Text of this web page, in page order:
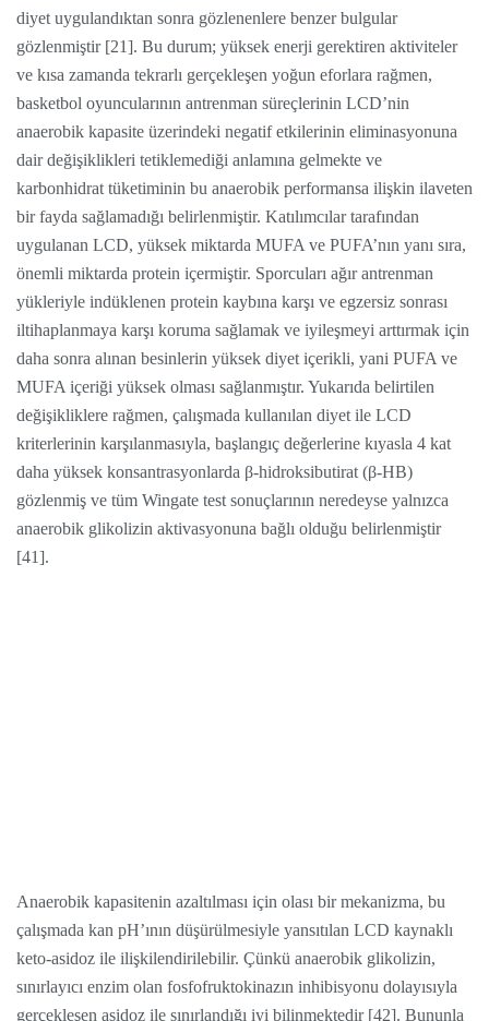
diyet uygulandıktan sonra gözlenenlere benzer bulgular
gözlenmiştir [21]. Bu durum; yüksek enerji gerektiren aktiviteler
ve kısa zamanda tekrarlı gerçekleşen yoğun eforlara rağmen,
basketbol oyuncularının antrenman süreçlerinin LCD’nin
anaerobik kapasite üzerindeki negatif etkilerinin eliminasyonuna
dair değişiklikleri tetiklemediği anlamına gelmekte ve
karbonhidrat tüketiminin bu anaerobik performansa ilişkin ilaveten
bir fayda sağlamadığı belirlenmiştir. Katılımcılar tarafından
uygulanan LCD, yüksek miktarda MUFA ve PUFA’nın yanı sıra,
önemli miktarda protein içermiştir. Sporcuları ağır antrenman
yükleriyle indüklenen protein kaybına karşı ve egzersiz sonrası
iltihaplanmaya karşı koruma sağlamak ve iyileşmeyi arttırmak için
daha sonra alınan besinlerin yüksek diyet içerikli, yani PUFA ve
MUFA içeriği yüksek olması sağlanmıştır. Yukarıda belirtilen
değişikliklere rağmen, çalışmada kullanılan diyet ile LCD
kriterlerinin karşılanmasıyla, başlangıç değerlerine kıyasla 4 kat
daha yüksek konsantrasyonlarda β-hidroksibutirat (β-HB)
gözlenmiş ve tüm Wingate test sonuçlarının neredeyse yalnızca
anaerobik glikolizin aktivasyonuna bağlı olduğu belirlenmiştir
[41].
Anaerobik kapasitenin azaltılması için olası bir mekanizma, bu
çalışmada kan pH’ının düşürülmesiyle yansıtılan LCD kaynaklı
keto-asidoz ile ilişkilendirilebilir. Çünkü anaerobik glikolizin,
sınırlayıcı enzim olan fosfofruktokinazın inhibisyonu dolayısıyla
gerçekleşen asidoz ile sınırlandığı iyi bilinmektedir [42]. Bununla